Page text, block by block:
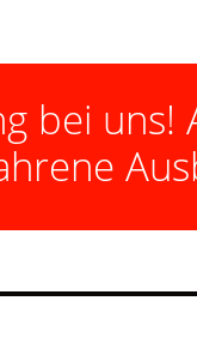
bei uns!